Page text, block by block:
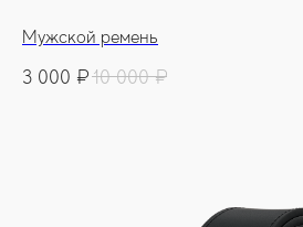
Мужской ремень
3 000 ₽ 10 000 ₽